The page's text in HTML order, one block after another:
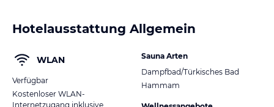
Hotelausstattung Allgemein
WLAN
Verfügbar
Kostenloser WLAN-
Internetzugang inklusive
Sauna Arten
Dampfbad/Türkisches Bad
Hammam